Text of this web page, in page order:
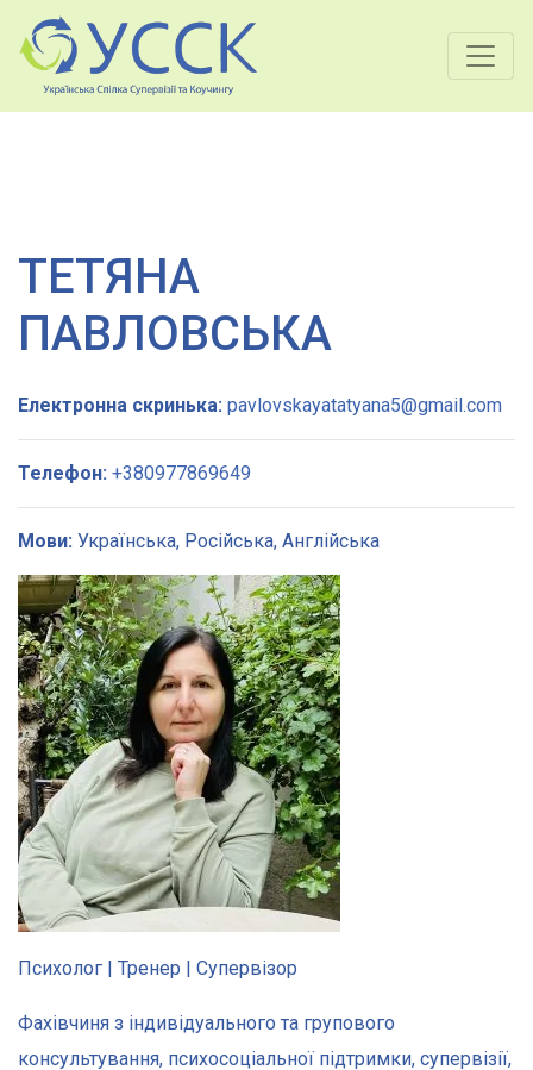
ТЕТЯНА
ПАВЛОВСЬКА
Електронна скринька: pavlovskayatatyana5@gmail.com
Телефон: +380977869649
Мови: Українська, Російська, Англійська
Психолог | Тренер | Супервізор
Фахівчиня з індивідуального та групового
консультування, психосоціальної підтримки, супервізії,